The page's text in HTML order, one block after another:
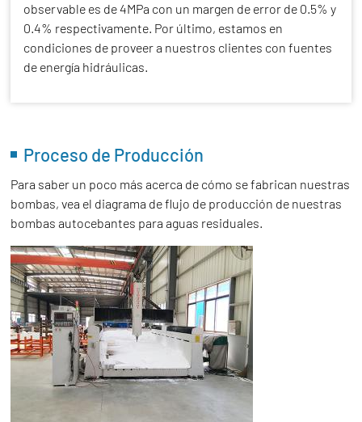
observable es de 4MPa con un margen de error de 0.5% y
0.4% respectivamente. Por último, estamos en
condiciones de proveer a nuestros clientes con fuentes
de energía hidráulicas.
Proceso de Producción
Para saber un poco más acerca de cómo se fabrican nuestras
bombas, vea el diagrama de flujo de producción de nuestras
bombas autocebantes para aguas residuales.